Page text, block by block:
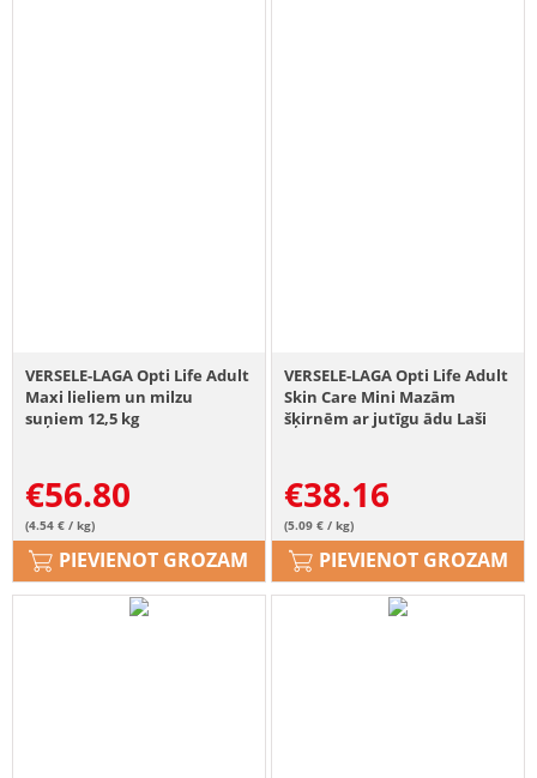
VERSELE-LAGA Opti Life Adult
Maxi lieliem un milzu
suņiem 12,5 kg
€56.80
(4.54 € / kg)
PIEVIENOT GROZAM
VERSELE-LAGA Opti Life Adult
Skin Care Mini Mazām
šķirnēm ar jutīgu ādu Laši
€38.16
(5.09 € / kg)
PIEVIENOT GROZAM